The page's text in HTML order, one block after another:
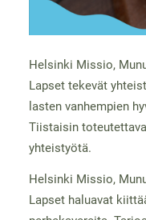
Helsinki Missio,
Lapset tekevät
lasten vanhempien
Tiistaisin
yhteistyötä.
Helsinki Missio,
Lapset haluavat